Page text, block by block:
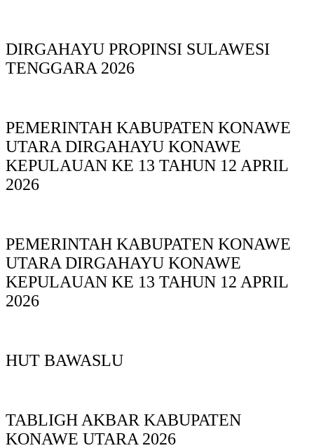
DIRGAHAYU PROPINSI SULAWESI
TENGGARA 2026
PEMERINTAH KABUPATEN KONAWE
UTARA DIRGAHAYU KONAWE
KEPULAUAN KE 13 TAHUN 12 APRIL
2026
PEMERINTAH KABUPATEN KONAWE
UTARA DIRGAHAYU KONAWE
KEPULAUAN KE 13 TAHUN 12 APRIL
2026
HUT BAWASLU
TABLIGH AKBAR KABUPATEN
KONAWE UTARA 2026